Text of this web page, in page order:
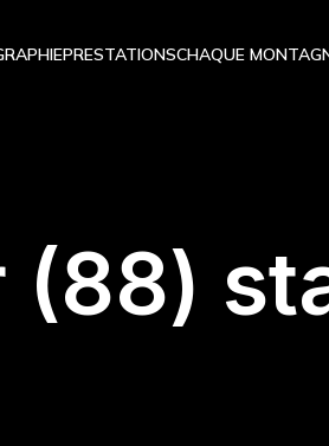
PRESTATIONSCHAQUE
(88)